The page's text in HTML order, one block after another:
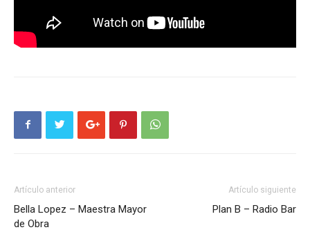
Artículo anterior
Bella Lopez – Maestra Mayor
de Obra
Artículo siguiente
Plan B – Radio Bar